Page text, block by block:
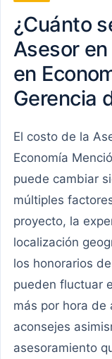
¿Cuánto
Asesor
en
Gerencia
El costo de la
Economía
puede cambiar
múltiples
proyecto, la
localización
los honorarios
pueden fluctuar
más por hora de
aconsejes
asesoramiento